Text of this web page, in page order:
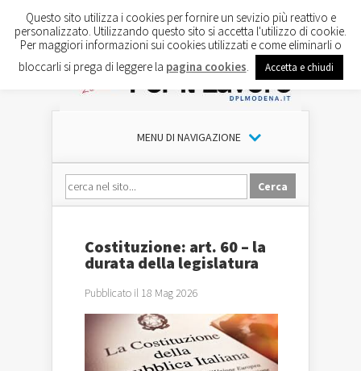
MENU DI NAVIGAZIONE
Costituzione: art. 60 – la
durata della legislatura
Pubblicato il 18 Mag 2026
Questo sito utilizza i cookies per fornire un sevizio più reattivo e
personalizzato. Utilizzando questo sito si accetta l'utilizzo di cookie.
Per maggiori informazioni sui cookies utilizzati e come eliminarli o
bloccarli si prega di leggere la pagina cookies Accetta e chiudi